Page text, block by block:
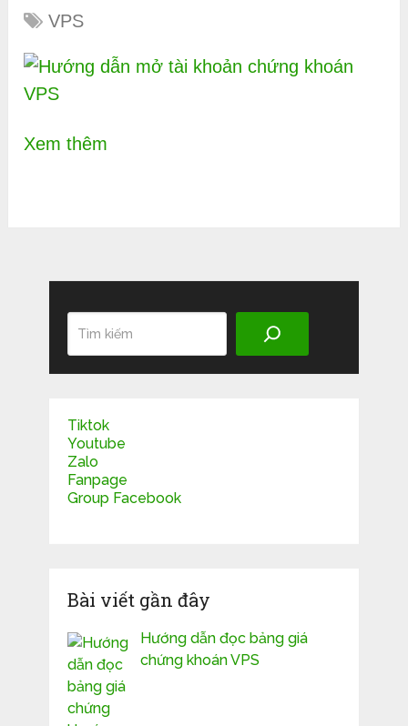
VPS
Xem thêm
Tiktok
Youtube
Zalo
Fanpage
Group Facebook
Bài viết gần đây
Hướng dẫn đọc bảng giá
chứng khoán VPS